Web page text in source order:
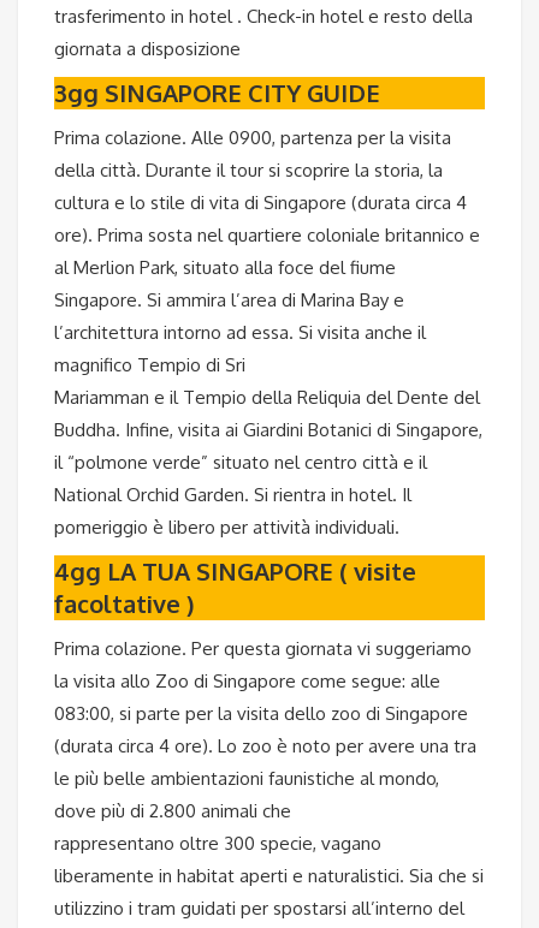
trasferimento in hotel . Check-in hotel e resto della
giornata a disposizione
3gg SINGAPORE CITY GUIDE
Prima colazione. Alle 0900, partenza per la visita
della città. Durante il tour si scoprire la storia, la
cultura e lo stile di vita di Singapore (durata circa 4
ore). Prima sosta nel quartiere coloniale britannico e
al Merlion Park, situato alla foce del fiume
Singapore. Si ammira l’area di Marina Bay e
l’architettura intorno ad essa. Si visita anche il
magnifico Tempio di Sri
Mariamman e il Tempio della Reliquia del Dente del
Buddha. Infine, visita ai Giardini Botanici di Singapore,
il “polmone verde” situato nel centro città e il
National Orchid Garden. Si rientra in hotel. Il
pomeriggio è libero per attività individuali.
4gg LA TUA SINGAPORE ( visite
facoltative )
Prima colazione. Per questa giornata vi suggeriamo
la visita allo Zoo di Singapore come segue: alle
083:00, si parte per la visita dello zoo di Singapore
(durata circa 4 ore). Lo zoo è noto per avere una tra
le più belle ambientazioni faunistiche al mondo,
dove più di 2.800 animali che
rappresentano oltre 300 specie, vagano
liberamente in habitat aperti e naturalistici. Sia che si
utilizzino i tram guidati per spostarsi all’interno del